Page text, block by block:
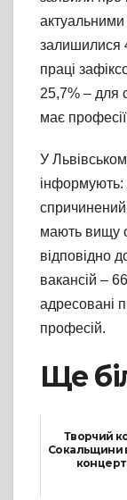
актуальними
залишилися
праці
25,7% – для
має професії
У
інформують:
мають вищу
відповідно
вакансій –
адресовані
професій.
Ще
Творчий
Сокальщини
концерт